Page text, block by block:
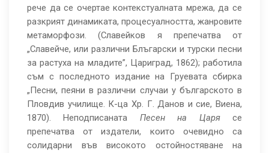
рече да се очертае контекстуалната мрежа, да се
разкрият динамиката, процесуалността, жанровите
метаморфози. (Славейков я препечатва от
„Славейче, или различни Блъгарски и турски песни
за растуха на младите”, Цариград, 1862); работила
съм с последното издание на Груевата сбирка
„Песни, пеяни в различни случаи у българското в
Пловдив училище. К-ца Хр. Г. Данов и сие, Виена,
1870). Неподписаната Песен на Царясе
препечатва от издатели, които очевидно са
солидарни във високото остойностяване на